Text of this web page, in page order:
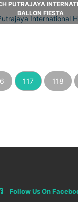
PUTRAJAYA
BALLON FIESTA
117 118
Follow Us On